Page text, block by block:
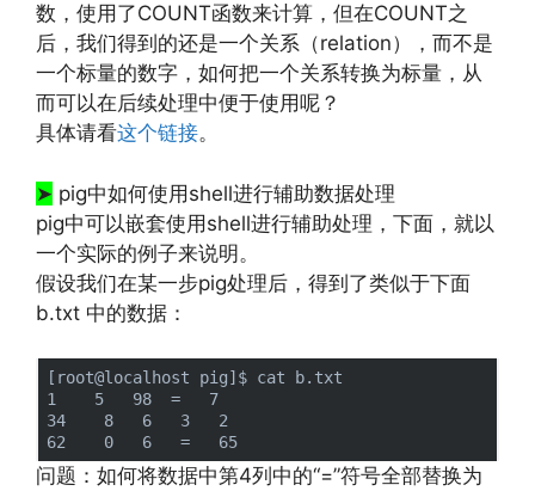
数，使用了COUNT函数来计算，但在COUNT之
后，我们得到的还是一个关系（relation），而不是
一个标量的数字，如何把一个关系转换为标量，从
而可以在后续处理中便于使用呢？
具体请看这个链接。
➤ pig中如何使用shell进行辅助数据处理
pig中可以嵌套使用shell进行辅助处理，下面，就以
一个实际的例子来说明。
假设我们在某一步pig处理后，得到了类似于下面
b.txt 中的数据：
[root@localhost pig]$ cat b.txt
1    5   98  =   7
34    8   6   3   2
问题：如何将数据中第4列中的“=”符号全部替换为